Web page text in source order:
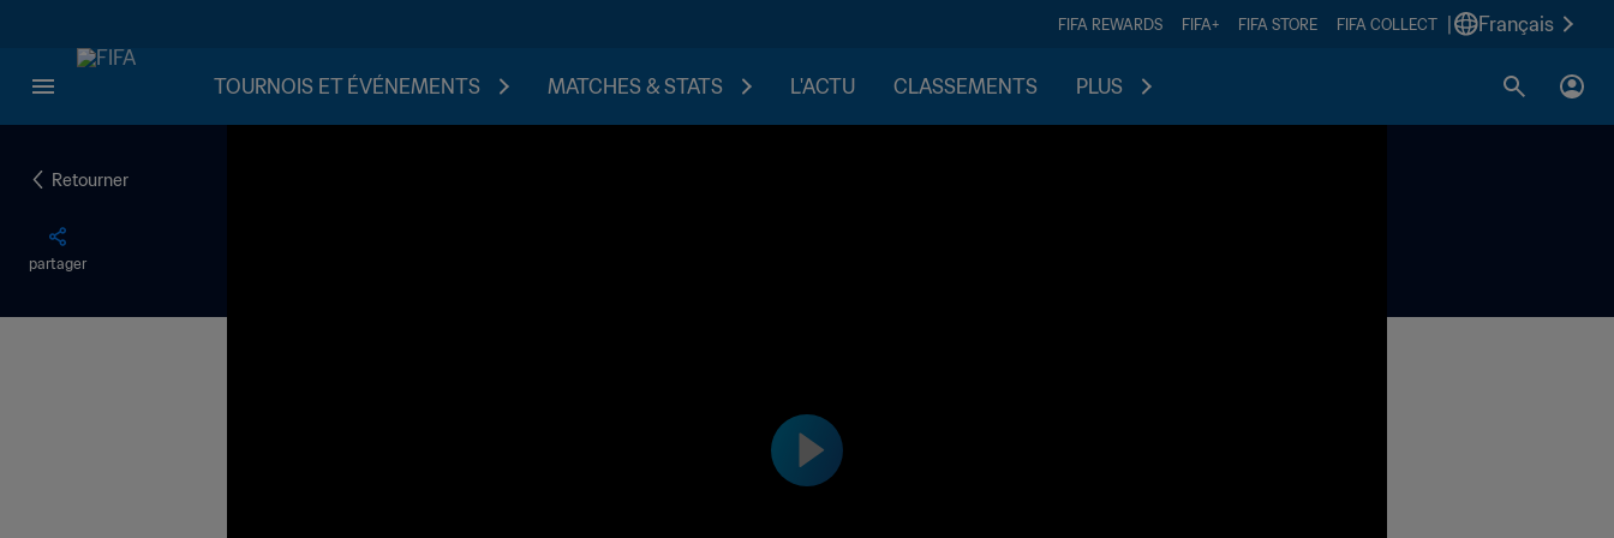
FIFA REWARDS FIFA+ FIFA STORE FIFA COLLECT Français
TOURNOIS ET ÉVÉNEMENTS MATCHES & STATS L'ACTU CLASSEMENTS PLUS
Retourner
partager